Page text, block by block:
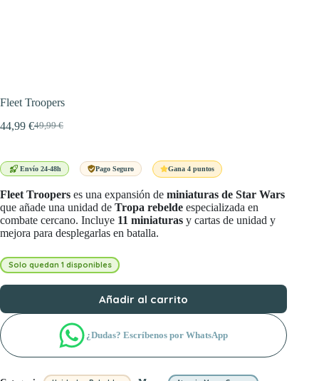
Fleet Troopers
49,99€
El
era:
44,99 €El
es:
Envío 24-48h Pago Seguro Gana 4 puntos
Fleet Troopers es una expansión de miniaturas de Star Wars
que añade una unidad de Tropa rebelde especializada en
combate cercano. Incluye 11 miniaturas y cartas de unidad y
mejora para desplegarlas en batalla.
Solo quedan 1 disponibles
Añadir al carrito
¿Dudas? Escríbenos por WhatsApp